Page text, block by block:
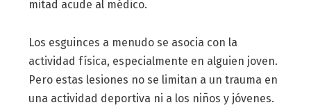
mitad acude al médico.
Los esguinces a menudo se asocia con la
actividad física, especialmente en alguien joven.
Pero estas lesiones no se limitan a un trauma en
una actividad deportiva ni a los niños y jóvenes.